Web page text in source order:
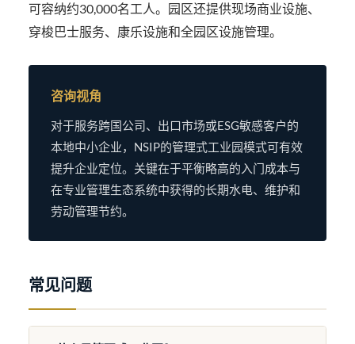
可容纳约30,000名工人。园区还提供现场商业设施、
穿梭巴士服务、康乐设施和全园区设施管理。
咨询视角
对于服务跨国公司、出口市场或ESG敏感客户的
本地中小企业，NSIP的管理式工业园模式可有效
提升企业定位。关键在于平衡略高的入门成本与
在专业管理生态系统中获得的长期水电、维护和
劳动管理节约。
常见问题